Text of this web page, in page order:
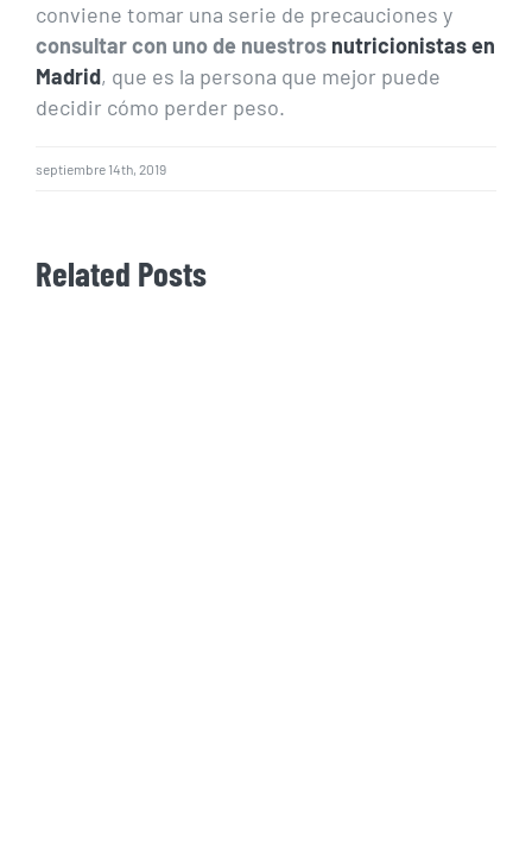
conviene tomar una serie de precauciones y
consultar con uno de nuestros nutricionistas en
Madrid, que es la persona que mejor puede
decidir cómo perder peso.
septiembre 14th, 2019
Related Posts